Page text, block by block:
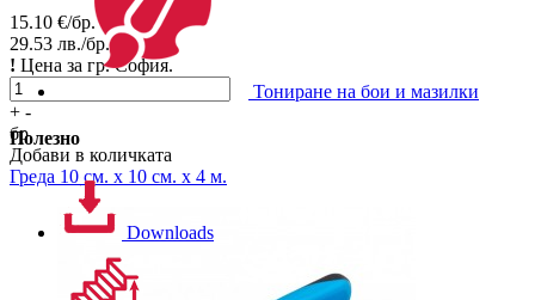
15.10 €/бр.
29.53 лв./бр.
! Цена за гр. София.
+ -
бр.
Добави в количката
Греда 10 см. x 10 см. x 4 м.
Тониране на бои и мазилки
Полезно
Downloads